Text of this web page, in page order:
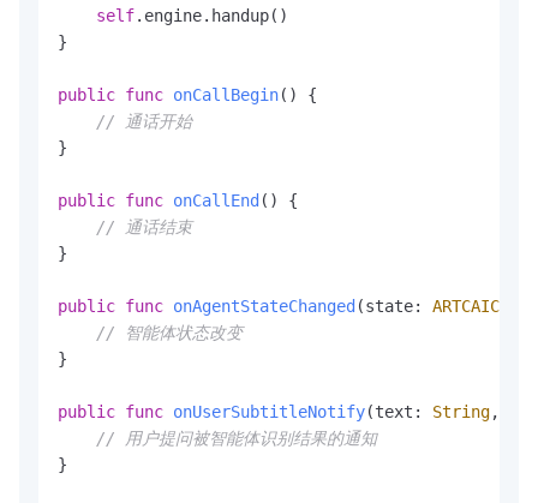
self.engine.handup()
}
public func onCallBegin() {
// 通话开始
}
public func onCallEnd () {
// 通话结束
}
public func onAgentStateChanged (state:
// 智能体状态改变
}
public func onUserSubtitleNotify(text : String,
// 用户提问被智能体识别结果的通知
}